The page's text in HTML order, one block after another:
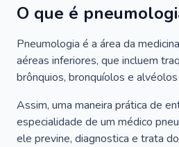
O que é
Pneumologia é a área da
aéreas inferiores, que incluem
brônquios, bronquíolos e
Assim, uma maneira prática de
especialidade de um médico
ele previne, diagnostica e trata